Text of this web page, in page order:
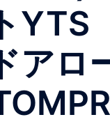
YTS
アロ